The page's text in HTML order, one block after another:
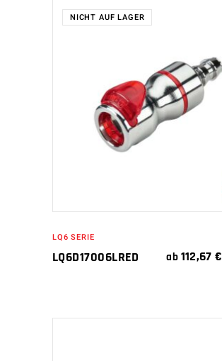
NICHT AUF LAGER
WEITERLESEN
LQ6 SERIE
LQ6D17006LRED ab 112,67€